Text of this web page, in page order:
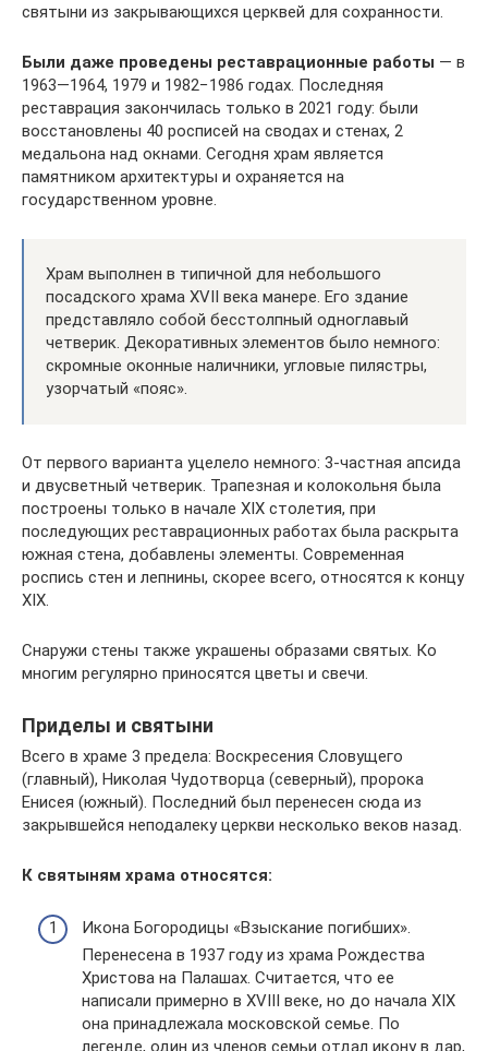
святыни из закрывающихся церквей для сохранности.
Были даже проведены реставрационные работы — в
1963—1964, 1979 и 1982−1986 годах. Последняя
реставрация закончилась только в 2021 году: были
восстановлены 40 росписей на сводах и стенах, 2
медальона над окнами. Сегодня храм является
памятником архитектуры и охраняется на
государственном уровне.
Храм выполнен в типичной для небольшого
посадского храма XVII века манере. Его здание
представляло собой бесстолпный одноглавый
четверик. Декоративных элементов было немного:
скромные оконные наличники, угловые пилястры,
узорчатый «пояс».
От первого варианта уцелело немного: 3-частная апсида
и двусветный четверик. Трапезная и колокольня была
построены только в начале XIX столетия, при
последующих реставрационных работах была раскрыта
южная стена, добавлены элементы. Современная
роспись стен и лепнины, скорее всего, относятся к концу
XIX.
Снаружи стены также украшены образами святых. Ко
многим регулярно приносятся цветы и свечи.
Приделы и святыни
Всего в храме 3 предела: Воскресения Словущего
(главный), Николая Чудотворца (северный), пророка
Енисея (южный). Последний был перенесен сюда из
закрывшейся неподалеку церкви несколько веков назад.
К святыням храма относятся:
Икона Богородицы «Взыскание погибших».
Перенесена в 1937 году из храма Рождества
Христова на Палашах. Считается, что ее
написали примерно в XVIII веке, но до начала XIX
она принадлежала московской семье. По
легенде, один из членов семьи отдал икону в дар,